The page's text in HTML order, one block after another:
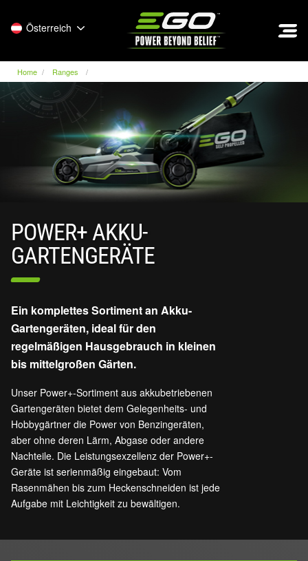
Österreich
Home Ranges
POWER+ AKKU-
GARTENGERÄTE
Ein komplettes Sortiment an Akku-
Gartengeräten, ideal für den
regelmäßigen Hausgebrauch in kleinen
bis mittelgroßen Gärten.
Unser Power+-Sortiment aus akkubetriebenen
Gartengeräten bietet dem Gelegenheits- und
Hobbygärtner die Power von Benzingeräten,
aber ohne deren Lärm, Abgase oder andere
Nachteile. Die Leistungsexzellenz der Power+-
Geräte ist serienmäßig eingebaut: Vom
Rasenmähen bis zum Heckenschneiden ist jede
Aufgabe mit Leichtigkeit zu bewältigen.